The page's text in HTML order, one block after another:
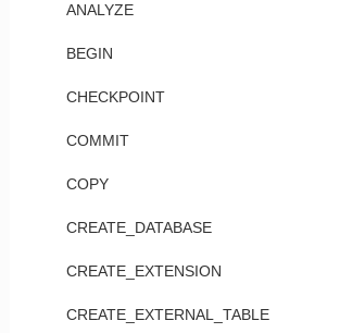
ANALYZE
BEGIN
CHECKPOINT
COMMIT
COPY
CREATE_DATABASE
CREATE_EXTENSION
CREATE_EXTERNAL_TABLE